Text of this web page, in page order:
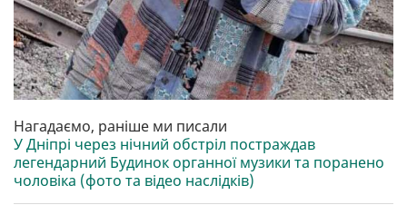
Нагадаємо, раніше ми писали
У Дніпрі через нічний обстріл постраждав
легендарний Будинок органної музики та поранено
чоловіка (фото та відео наслідків)